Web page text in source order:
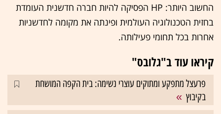
החשוב היותר: HP הפסיקה להיות חברה חדשנית העומדת
בחזית הטכנולוגיה העולמית ופינתה את מקומה לחדשניות
אחרות בכל תחומי פעילותה.
קיראו עוד ב"גלובס"
פרעצל מתפקע ומתוקים עוצרי נשימה: בית הקפה המושחת
בקיבוץ